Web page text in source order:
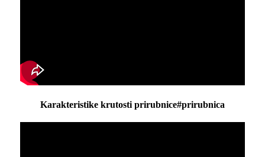
Karakteristike krutosti prirubnice#prirubnica